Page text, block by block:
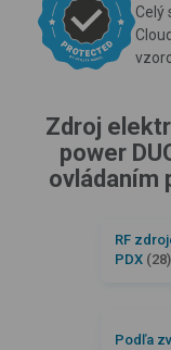
Celý
Zdroj
power
ovládaním
RF
PDX (28)
Podľa